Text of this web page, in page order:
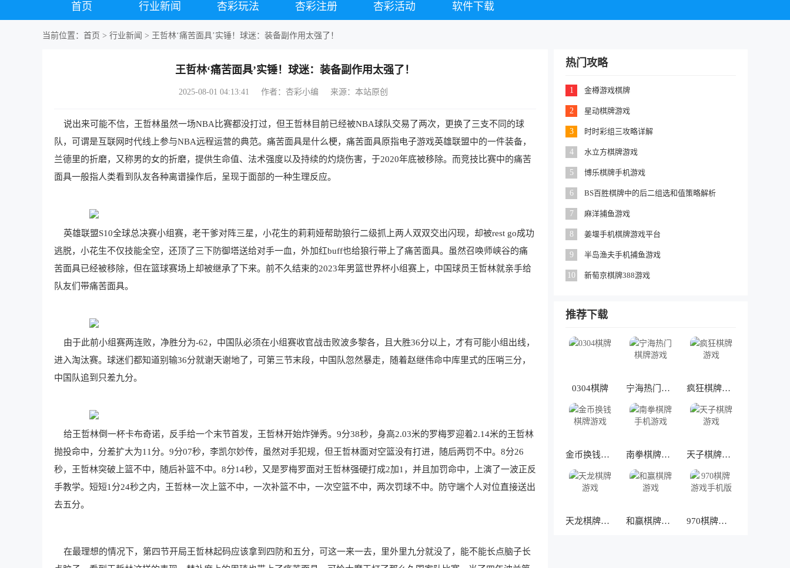
首页 行业新闻 杏彩玩法 杏彩注册 杏彩活动 软件下载
当前位置： 首页 > 行业新闻 > 王哲林‘痛苦面具’实锤！球迷：装备副作用太强了！
王哲林‘痛苦面具’实锤！球迷：装备副作用太强了！
2025-08-01 04:13:41 作者：杏彩小编 来源：本站原创
说出来可能不信，王哲林虽然一场NBA比赛都没打过，但王哲林目前已经被NBA球队交易了两次，更换了三支不同的球
队，可谓是互联网时代线上参与NBA远程运营的典范。痛苦面具是什么梗，痛苦面具原指电子游戏英雄联盟中的一件装备，
兰德里的折磨，又称男的女的折磨，提供生命值、法术强度以及持续的灼烧伤害，于2020年底被移除。而竞技比赛中的痛苦
面具一般指人类看到队友各种离谱操作后，呈现于面部的一种生理反应。
英雄联盟S10全球总决赛小组赛，老干爹对阵三星，小花生的莉莉娅帮助狼行二级抓上两人双双交出闪现，却被rest go成功
逃脱，小花生不仅技能全空，还顶了三下防御塔送给对手一血，外加红buff也给狼行带上了痛苦面具。虽然召唤师峡谷的痛
苦面具已经被移除，但在篮球赛场上却被继承了下来。前不久结束的2023年男篮世界杯小组赛上，中国球员王哲林就亲手给
队友们带痛苦面具。
由于此前小组赛两连败，净胜分为-62，中国队必须在小组赛收官战击败波多黎各，且大胜36分以上，才有可能小组出线，
进入淘汰赛。球迷们都知道别输36分就谢天谢地了，可第三节末段，中国队忽然暴走，随着赵继伟命中库里式的压哨三分，
中国队追到只差九分。
给王哲林倒一杯卡布奇诺，反手给一个末节首发，王哲林开始炸弹秀。9分38秒，身高2.03米的罗梅罗迎着2.14米的王哲林
抛投命中，分差扩大为11分。9分07秒，李凯尔妙传，虽然对手犯规，但王哲林面对空篮没有打进，随后两罚不中。8分26
秒，王哲林突破上篮不中，随后补篮不中。8分14秒，又是罗梅罗面对王哲林强硬打成2加1，并且加罚命中，上演了一波正反
手教学。短短1分24秒之内，王哲林一次上篮不中，一次补篮不中，一次空篮不中，两次罚球不中。防守端个人对位直接送出
去五分。
在最理想的情况下，第四节开局王哲林起码应该拿到四防和五分，可这一来一去，里外里九分就没了，能不能长点脑子长
热门攻略
1 金樽游戏棋牌
2 星动棋牌游戏
3 时时彩组三攻略详解
4 水立方棋牌游戏
5 博乐棋牌手机游戏
6 BS百胜棋牌中的后二组选和值策略解析
7 麻洋捕鱼游戏
8 姜堰手机棋牌游戏平台
9 半岛渔夫手机捕鱼游戏
10 新萄京棋牌388游戏
推荐下载
0304棋牌 宁海热门棋牌游戏 疯狂棋牌游戏
金币换钱棋牌游戏 南拳棋牌手机游戏 天子棋牌游戏
天龙棋牌游戏 和赢棋牌游戏 970棋牌游戏手机版